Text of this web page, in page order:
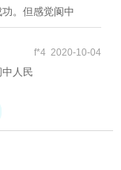
。但感觉阆中
f*4 2020-10-04
人民